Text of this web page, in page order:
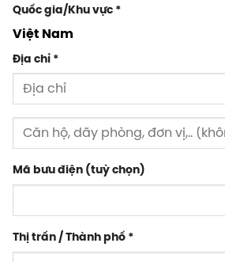
Quốc gia/Khu vực *
Việt Nam
Địa chỉ *
Mã bưu điện (tuỳ chọn)
Thị trấn / Thành phố *